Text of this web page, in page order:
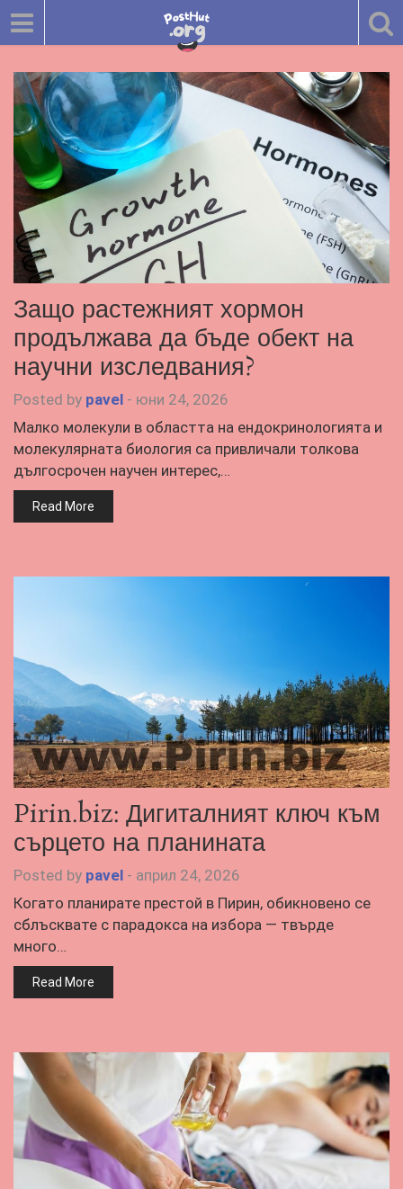
Защо растежният хормон
продължава да бъде обект на
научни изследвания?
Posted by pavel - юни 24, 2026
Малко молекули в областта на ендокринологията и
молекулярната биология са привличали толкова
дългосрочен научен интерес,…
Read More
Pirin.biz: Дигиталният ключ към
сърцето на планината
Posted by pavel - април 24, 2026
Когато планирате престой в Пирин, обикновено се
сблъсквате с парадокса на избора — твърде
много…
Read More